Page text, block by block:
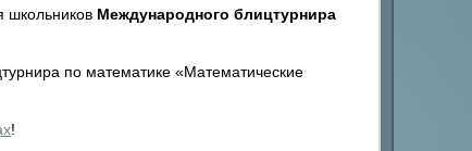
школьников Международного блицтурнира
по математике «Математические
!